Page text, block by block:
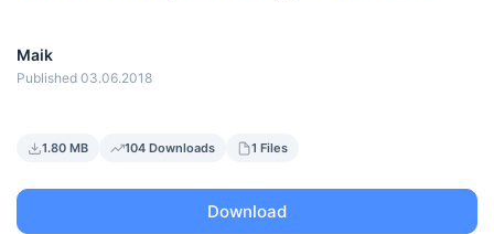
Maik
Published 03.06.2018
1.80 MB 104 Downloads 1 Files
Download